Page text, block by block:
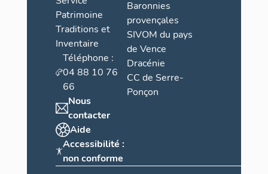
Patrimoine
Traditions et
Inventaire
Téléphone :
04 88 10 76
66
Nous
contacter
Aide
Accessibilité :
non conforme
Baronnies
provençales
SIVOM du pays
de Vence
Dracénie
CC de Serre-
Ponçon